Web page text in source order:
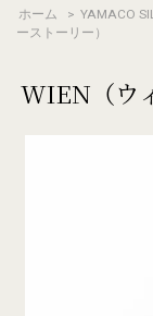
ホーム > YAMACO
ーストーリー）
WIEN（ウ